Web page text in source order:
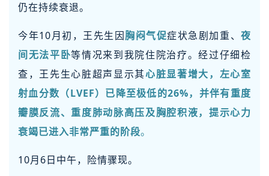
仍在持续衰退。
今年10月初，王先生因胸闷气促症状急剧加重、夜
间无法平卧等情况来到我院住院治疗。经过仔细检
查，王先生心脏超声显示其心脏显著增大，左心室
射血分数（LVEF）已降至极低的26%，并伴有重度
瓣膜反流、重度肺动脉高压及胸腔积液，提示心力
衰竭已进入非常严重的阶段。
10月6日中午，险情骤现。